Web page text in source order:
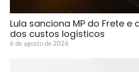
Lula sanciona MP do Frete
dos custos logísticos
6 de agosto de 2026